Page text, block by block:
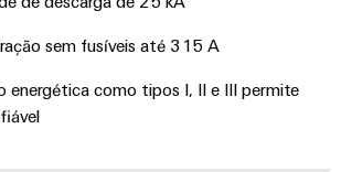
sem fusíveis até 315 A
energética como tipos I, II e III permite